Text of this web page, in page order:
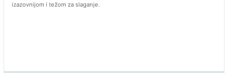
izazovnijom i težom za slaganje.